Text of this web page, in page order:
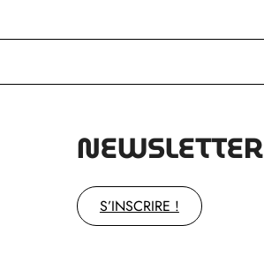
NEWSLETTER
S’INSCRIRE !